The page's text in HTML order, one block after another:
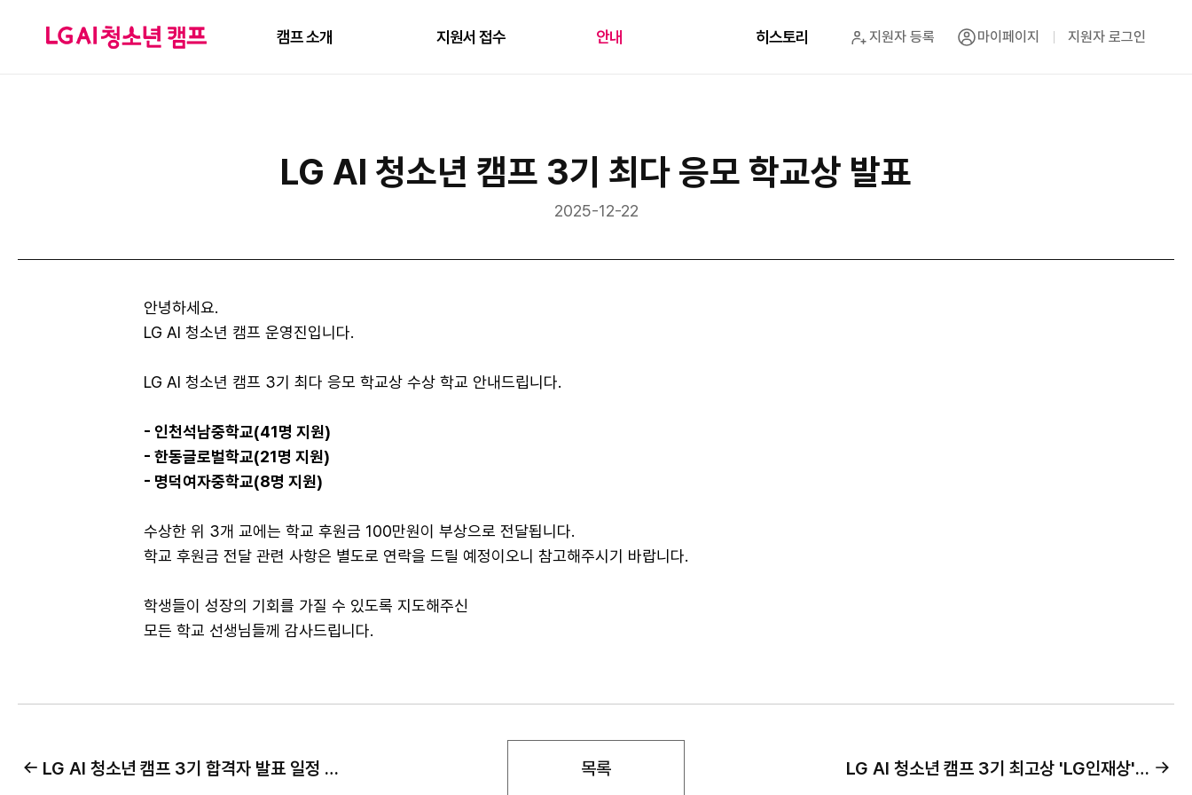
캠프 소개 지원서 접수 안내 히스토리 지원자 등록 마이페이지 지원자 로그인
LG AI 청소년 캠프 3기 최다 응모 학교상 발표
2025-12-22
안녕하세요.
LG AI 청소년 캠프 운영진입니다.
LG AI 청소년 캠프 3기 최다 응모 학교상 수상 학교 안내드립니다.
- 인천석남중학교(41명 지원)
- 한동글로벌학교(21명 지원)
- 명덕여자중학교(8명 지원)
수상한 위 3개 교에는 학교 후원금 100만원이 부상으로 전달됩니다.
학교 후원금 전달 관련 사항은 별도로 연락을 드릴 예정이오니 참고해주시기 바랍니다.
학생들이 성장의 기회를 가질 수 있도록 지도해주신
모든 학교 선생님들께 감사드립니다.
LG AI 청소년 캠프 3기 합격자 발표 일정 안내 LG AI 청소년 캠프 3기 최고상 'LG인재상' 수상자 발표
목록
모달창 닫기
행해주세요.
모달창 닫기
취소 공지사항
모달창 닫기
취소 결과확인
모달창 닫기
취소 확인
모달창 닫기
확인
모달창 닫기
확인